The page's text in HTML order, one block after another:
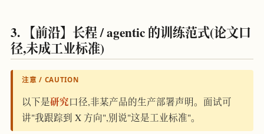
3. 【前沿】长程 / agentic 的训练范式(论文口
径,未成工业标准)
注意 / CAUTION
以下是研究口径,非某产品的生产部署声明。面试可
讲"我跟踪到 X 方向",别说"这是工业标准"。